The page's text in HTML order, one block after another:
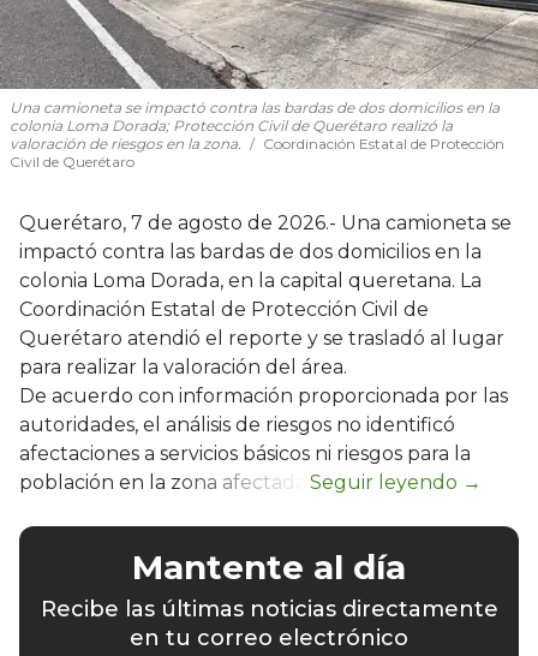
Una camioneta se impactó contra las bardas de dos domicilios en la
colonia Loma Dorada; Protección Civil de Querétaro realizó la
valoración de riesgos en la zona.
Coordinación Estatal de Protección
Civil de Querétaro
Querétaro, 7 de agosto de 2026.- Una camioneta se
impactó contra las bardas de dos domicilios en la
colonia Loma Dorada, en la capital queretana. La
Coordinación Estatal de Protección Civil de
Querétaro atendió el reporte y se trasladó al lugar
para realizar la valoración del área.
De acuerdo con información proporcionada por las
autoridades, el análisis de riesgos no identificó
afectaciones a servicios básicos ni riesgos para la
población en la zona afectada.
Mantente al día
Recibe las últimas noticias directamente
en tu correo electrónico